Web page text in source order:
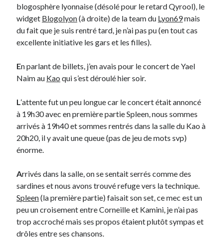
Derniers articles
Municipales 2026 : Lyon, Métropole et Caluire, mon choix pour l’avenir
Explorez les Chemins Enchantés à Vélo : Aventures Familiales près de
Quel Lyonnais es-tu, Renaud Ducher ?
A quand une véritable place pour le vélo à Caluire dans la Métropole de
Comment je vis ma vie sur un vélo
Derniers Commentaires
Entretien ménager
littleceltdansComment j’ai opéré ma vélorution toute personnelle
AnthonydansComment j’ai opéré ma vélorution toute personnelle
Renaud DucherdansComment j’ai opéré ma vélorution toute
personnelle
blogosphère lyonnaise (désolé pour le retard Qyrool), le
widget Blogolyon(à droite) de la team du Lyon69mais
du fait que je suis rentré tard, je n’ai pas pu (en tout cas
excellente initiative les gars et les filles).
En parlant de billets, j’en avais pour le concert de Yael
Naim au Kao qui s’est déroulé hier soir.
L‘attente fut un peu longue car le concert était annoncé
à 19h30 avec en première partie Spleen, nous sommes
arrivés à 19h40 et sommes rentrés dans la salle du Kao à
20h20, il y avait une queue (pas de jeu de mots svp)
énorme.
Arrivés dans la salle, on se sentait serrés comme des
sardines et nous avons trouvé refuge vers la technique.
Spleen(la première partie) faisait son set, ce mec est un
peu un croisement entre Corneille et Kamini, je n’ai pas
trop accroché mais ses propos étaient plutôt sympas et
drôles entre ses chansons.